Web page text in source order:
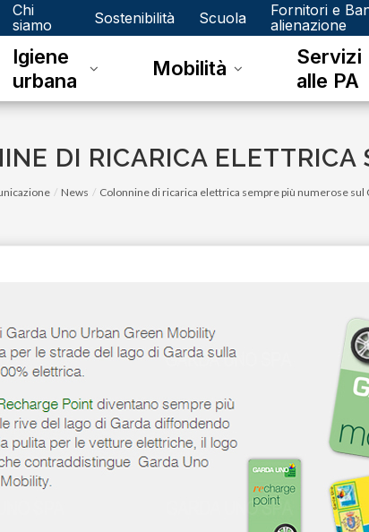
Chi
siamo
Sostenibilità Scuola
Fornitori e
alienazione
Igiene
urbana
Mobilità
Servizi
alle PA
DI RICARICA
News Colonnine di ricarica elettrica sempre più numerose sul
2022
è positiva, tutto è più
mercoledì 16
Hai un’auto
provare